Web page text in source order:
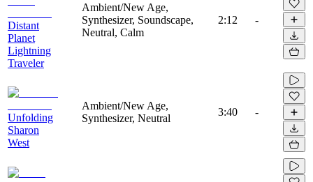
Distant
Planet
Lightning
Traveler
Ambient/New Age,
Synthesizer, Soundscape,
Neutral, Calm
2:12 -
Unfolding
Sharon
West
Ambient/New Age,
Synthesizer, Neutral
3:40 -